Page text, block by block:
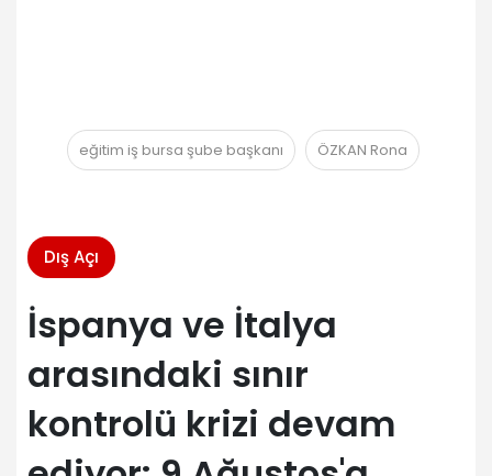
eğitim iş bursa şube başkanı ÖZKAN Rona
Dış Açı
İspanya ve İtalya
arasındaki sınır
kontrolü krizi devam